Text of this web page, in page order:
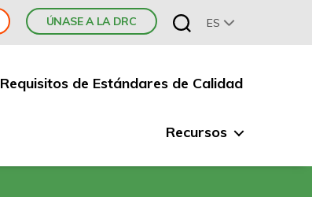
ÚNASE A LA DRC ES
Requisitos de Estándares de Calidad
Recursos